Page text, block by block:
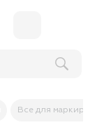
Все для